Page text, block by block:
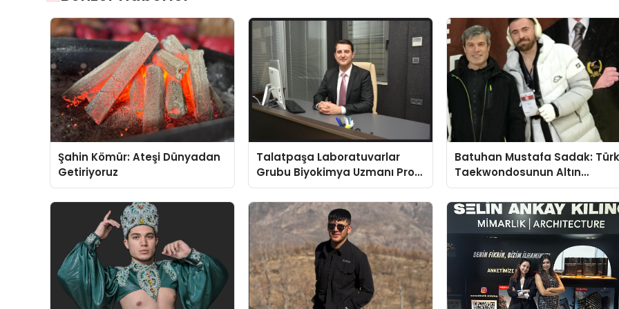
Şahin Kömür: Ateşi Dünyadan
Getiriyoruz
Talatpaşa Laboratuvarlar
Grubu Biyokimya Uzmanı Prof.
Dr. Ahmet Var
Batuhan Mustafa Sadak:
Taekwondosunun Altın
Yumruğu